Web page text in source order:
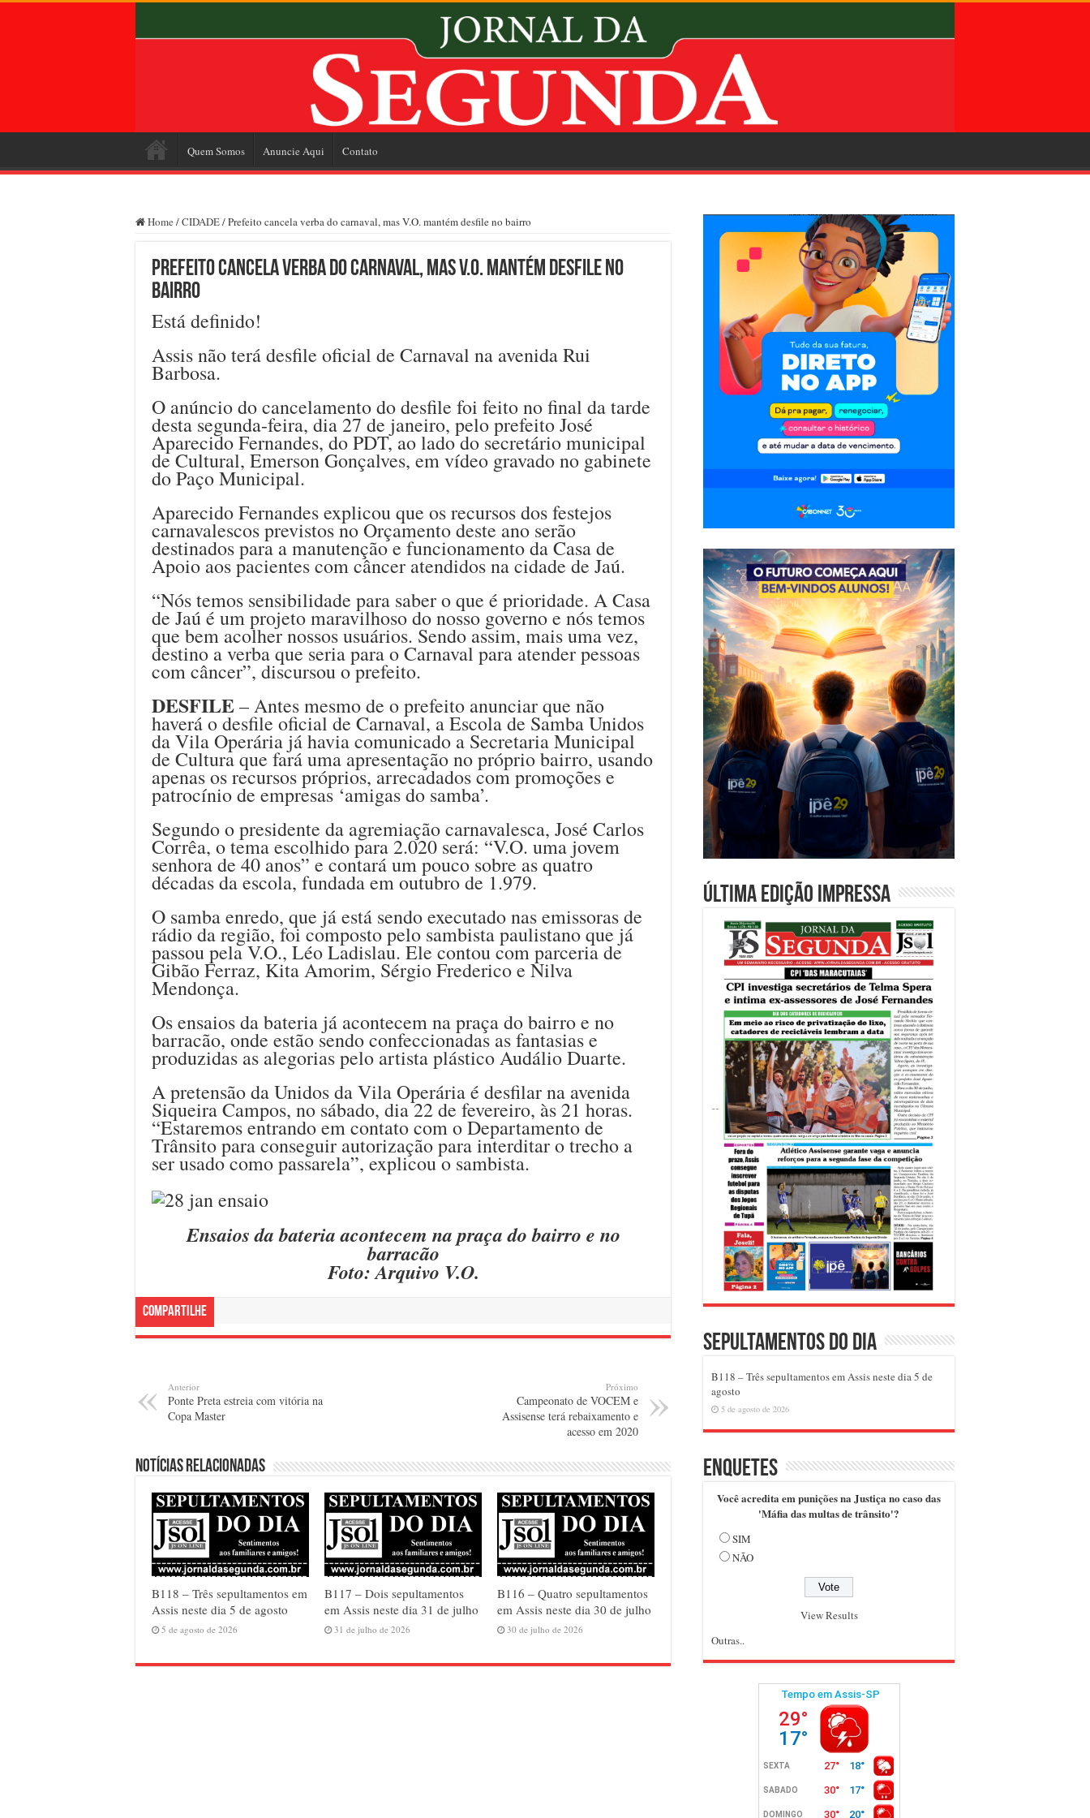
Quem Somos Anuncie Aqui Contato
Home /CIDADE/Prefeito cancela verba do carnaval, mas V.O. mantém desfile no bairro
Prefeito cancela verba do carnaval, mas V.O. mantém desfile no
bairro
Está definido!
Assis não terá desfile oficial de Carnaval na avenida Rui
Barbosa.
O anúncio do cancelamento do desfile foi feito no final da tarde
desta segunda-feira, dia 27 de janeiro, pelo prefeito José
Aparecido Fernandes, do PDT, ao lado do secretário municipal
de Cultural, Emerson Gonçalves, em vídeo gravado no gabinete
do Paço Municipal.
Aparecido Fernandes explicou que os recursos dos festejos
carnavalescos previstos no Orçamento deste ano serão
destinados para a manutenção e funcionamento da Casa de
Apoio aos pacientes com câncer atendidos na cidade de Jaú.
“Nós temos sensibilidade para saber o que é prioridade. A Casa
de Jaú é um projeto maravilhoso do nosso governo e nós temos
que bem acolher nossos usuários. Sendo assim, mais uma vez,
destino a verba que seria para o Carnaval para atender pessoas
com câncer”, discursou o prefeito.
DESFILE– Antes mesmo de o prefeito anunciar que não
haverá o desfile oficial de Carnaval, a Escola de Samba Unidos
da Vila Operária já havia comunicado a Secretaria Municipal
de Cultura que fará uma apresentação no próprio bairro, usando
apenas os recursos próprios, arrecadados com promoções e
patrocínio de empresas ‘amigas do samba’.
Segundo o presidente da agremiação carnavalesca, José Carlos
Corrêa, o tema escolhido para 2.020 será: “V.O. uma jovem
senhora de 40 anos” e contará um pouco sobre as quatro
décadas da escola, fundada em outubro de 1.979.
O samba enredo, que já está sendo executado nas emissoras de
rádio da região, foi composto pelo sambista paulistano que já
passou pela V.O., Léo Ladislau. Ele contou com parceria de
Gibão Ferraz, Kita Amorim, Sérgio Frederico e Nilva
Mendonça.
Os ensaios da bateria já acontecem na praça do bairro e no
barracão, onde estão sendo confeccionadas as fantasias e
produzidas as alegorias pelo artista plástico Audálio Duarte.
A pretensão da Unidos da Vila Operária é desfilar na avenida
Siqueira Campos, no sábado, dia 22 de fevereiro, às 21 horas.
“Estaremos entrando em contato com o Departamento de
Trânsito para conseguir autorização para interditar o trecho a
ser usado como passarela”, explicou o sambista.
Ensaios da bateria acontecem na praça do bairro e no
barracão
Foto: Arquivo V.O.
Compartilhe
Anterior
Ponte Preta estreia com vitória na
Copa Master
Próximo
Campeonato de VOCEM e
Assisense terá rebaixamento e
acesso em 2020
Notícias relacionadas
B118 – Três sepultamentos em
Assis neste dia 5 de agosto
5 de agosto de 2026
B117 – Dois sepultamentos
em Assis neste dia 31 de julho
31 de julho de 2026
B116 – Quatro sepultamentos
em Assis neste dia 30 de julho
30 de julho de 2026
Última edição impressa
Sepultamentos do dia
B118 – Três sepultamentos em Assis neste dia 5 de
agosto
5 de agosto de 2026
Enquetes
Você acredita em punições na Justiça no caso das
'Máfia das multas de trânsito'?
SIM
NÃO
View Results
Outras..